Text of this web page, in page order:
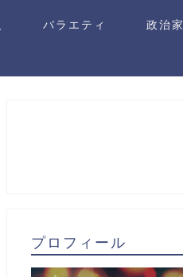
バラエティ 政治家
プロフィール